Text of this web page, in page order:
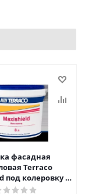
фасадная
Terraco
под колеровку 8
л